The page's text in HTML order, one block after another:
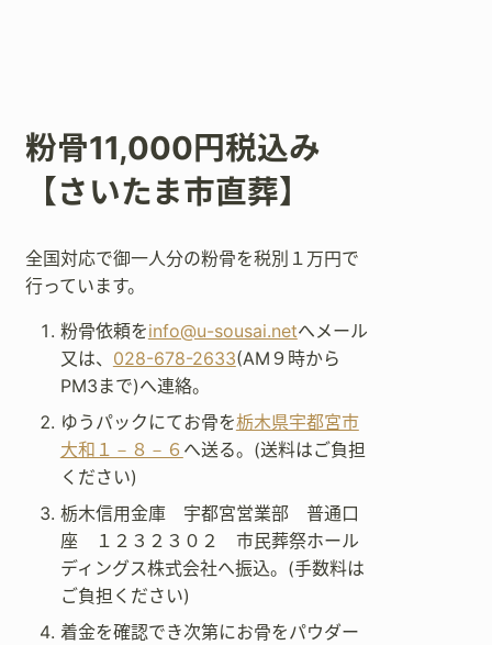
粉骨11,000円税込み
【さいたま市直葬】
全国対応で御一人分の粉骨を税別１万円で
行っています。
粉骨依頼をinfo@u-sousai.netへメール
又は、 028-678-2633(AM９時から
PM3まで)へ連絡。
ゆうパックにてお骨を栃木県宇都宮市
大和１－８－６ へ送る。(送料はご負担
ください)
栃木信用金庫 宇都宮営業部 普通口
座 １２３２３０２ 市民葬祭ホール
ディングス株式会社へ振込。(手数料は
ご負担ください)
着金を確認でき次第にお骨をパウダー